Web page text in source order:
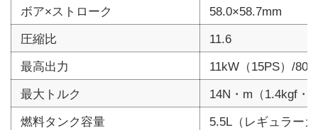
ボア×ストローク
58.0×58.7mm
圧縮比
11.6
最高出力
11kW（15PS）/
最大トルク
14N・m（1.4kgf・
燃料タンク容量
5.5L（レギュラー